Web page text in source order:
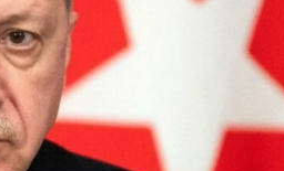
Cumhurbaşkanı Vekili
bu acılı günlerde İran’ın
kederini paylaştığını belirtti.
Cumhurbaşkanı Aliyev ile